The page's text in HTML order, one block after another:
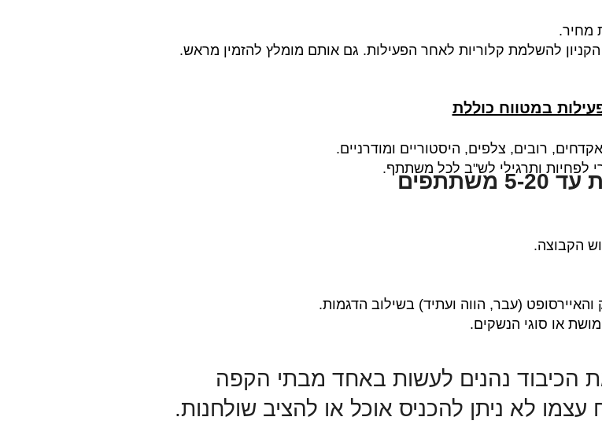
מחיר.
להשלמת קלוריות לאחר הפעילות. גם אותם מומלץ להזמין מראש.
במטווח כוללת
רובים, צלפים, היסטוריים ומודרניים.
לפחיות ותרגילי לש"ב לכל משתתף.
משתתפים
(עבר, הווה ועתיד) בשילוב הדגמות.
או סוגי הנשקים.
הכיבוד נהנים לעשות באחד מבתי הקפה
לא ניתן להכניס אוכל או להציב שולחנות.​